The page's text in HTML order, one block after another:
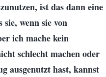
ist das dann eine
wenn sie von
ich mache kein
schlecht machen oder
ausgenutzt hast, kannst